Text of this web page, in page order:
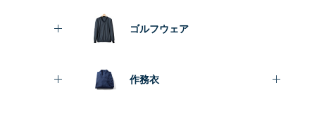
ゴルフウェア
作務衣